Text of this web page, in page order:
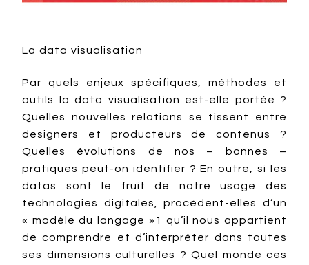
La data visualisation
Par quels enjeux spécifiques, méthodes et
outils la data visualisation est-elle portée ?
Quelles nouvelles relations se tissent entre
designers et producteurs de contenus ?
Quelles évolutions de nos – bonnes –
pratiques peut-on identifier ? En outre, si les
datas sont le fruit de notre usage des
technologies digitales, procèdent-elles d’un
« modèle du langage »1 qu’il nous appartient
de comprendre et d’interpréter dans toutes
ses dimensions culturelles ? Quel monde ces